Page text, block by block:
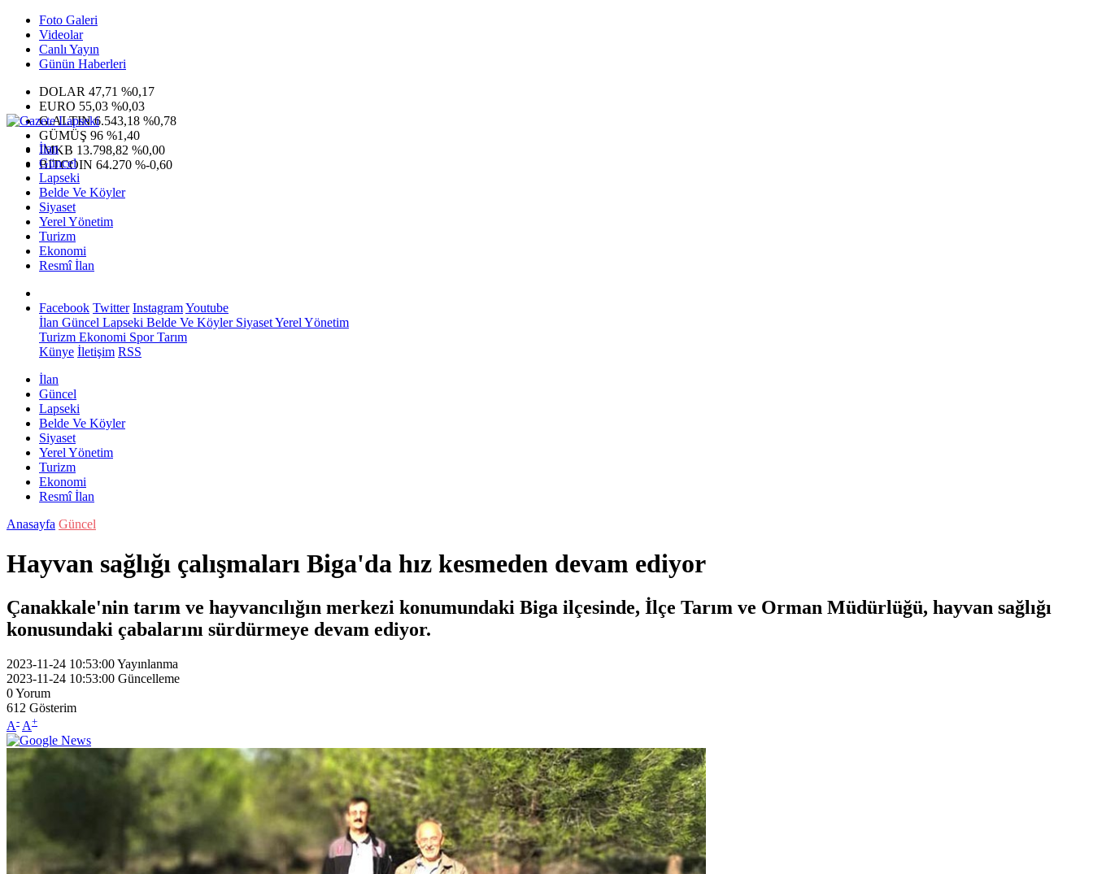
Foto Galeri
Videolar
Canlı Yayın
Günün Haberleri
DOLAR 47,71 %0,17
EURO 55,03 %0,03
G.ALTIN6.543,18 %0,78
GÜMÜŞ 96 %1,40
IMKB 13.798,82 %0,00
BITCOIN 64.270 %-0,60
İlan
Güncel
Lapseki
Belde Ve Köyler
Siyaset
Yerel Yönetim
Turizm
Ekonomi
Resmî İlan
Facebook Twitter InstagramYoutube
İlan Güncel Lapseki Belde Ve KöylerSiyasetYerel Yönetim
Turizm Ekonomi SporTarım
Künye İletişim RSS
İlan
Güncel
Lapseki
Belde Ve Köyler
Siyaset
Yerel Yönetim
Turizm
Ekonomi
Resmî İlan
Anasayfa Güncel
Hayvan sağlığı çalışmaları Biga'da hız kesmeden devam ediyor
Çanakkale'nin tarım ve hayvancılığın merkezi konumundaki Biga ilçesinde, İlçe Tarım ve Orman Müdürlüğü, hayvan sağlığı
konusundaki çabalarını sürdürmeye devam ediyor.
2023-11-24 10:53:00Yayınlanma
2023-11-24 10:53:00 Güncelleme
0Yorum
612 Gösterim
A- A+